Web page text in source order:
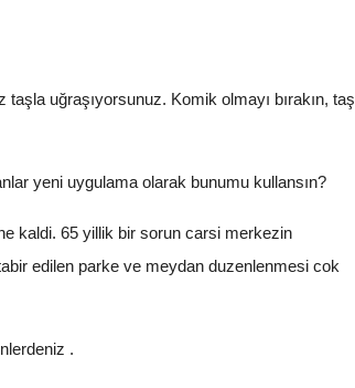
uğraşıyorsunuz. Komik olmayı bırakın, taş
yeni uygulama olarak bunumu kullansın?
kaldi. 65 yillik bir sorun carsi merkezin
edilen parke ve meydan duzenlenmesi cok
.